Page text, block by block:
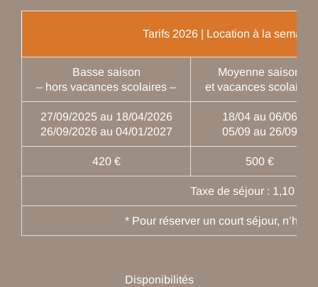
Tarifs 2026 | Location à la
Basse saison
– hors vacances scolaires –
Moyenne saison
et vacances scolaires
27/09/2025 au 18/04/2026
26/09/2026 au 04/01/2027
18/04 au 06/06
05/09 au 26/09
420 € 500 €
Taxe de séjour : 1,10 € /
* Pour réserver un court séjour,
Disponibilités